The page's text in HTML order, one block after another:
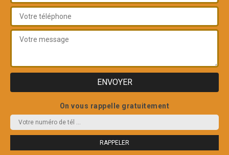
On vous rappelle gratuitement